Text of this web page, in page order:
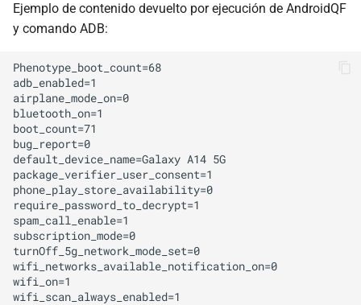
Ejemplo de contenido devuelto por ejecución de AndroidQF
y comando ADB:
Phenotype_boot_count=68
adb_enabled=1
airplane_mode_on=0
bluetooth_on=1
boot_count=71
bug_report=0
default_device_name=Galaxy A14 5G
package_verifier_user_consent=1
phone_play_store_availability=0
require_password_to_decrypt=1
spam_call_enable=1
subscription_mode=0
turnOff_5g_network_mode_set=0
wifi_networks_available_notification_on=0
wifi_on=1
wifi_scan_always_enabled=1